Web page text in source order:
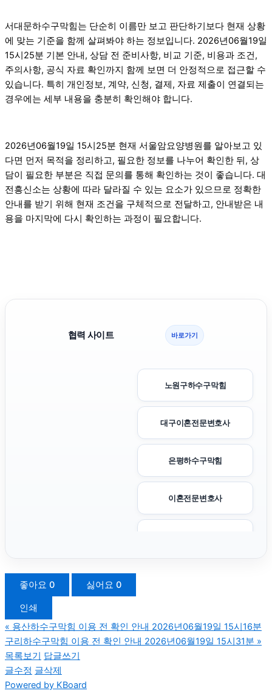
서대문하수구막힘는 단순히 이름만 보고 판단하기보다 현재 상황
에 맞는 기준을 함께 살펴봐야 하는 정보입니다. 2026년06월19일
15시25분 기본 안내, 상담 전 준비사항, 비교 기준, 비용과 조건,
주의사항, 공식 자료 확인까지 함께 보면 더 안정적으로 접근할 수
있습니다. 특히 개인정보, 계약, 신청, 결제, 자료 제출이 연결되는
경우에는 세부 내용을 충분히 확인해야 합니다.
2026년06월19일 15시25분 현재 서울암요양병원를 알아보고 있
다면 먼저 목적을 정리하고, 필요한 정보를 나누어 확인한 뒤, 상
담이 필요한 부분은 직접 문의를 통해 확인하는 것이 좋습니다. 대
전흥신소는 상황에 따라 달라질 수 있는 요소가 있으므로 정확한
안내를 받기 위해 현재 조건을 구체적으로 전달하고, 안내받은 내
용을 마지막에 다시 확인하는 과정이 필요합니다.
협력 사이트 바로가기
노원구하수구막힘
대구이혼전문변호사
은평하수구막힘
이혼전문변호사
부천이혼전문변호사
좋아요 0 싫어요 0
인쇄
« 용산하수구막힘 이용 전 확인 안내 2026년06월19일 15시16분
구리하수구막힘 이용 전 확인 안내 2026년06월19일 15시31분 »
목록보기
답글쓰기
글수정 글삭제
Powered by KBoard